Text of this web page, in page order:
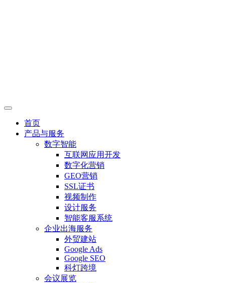
首页
产品与服务
数字智能
互联网应用开发
数字化营销
GEO营销
SSL证书
视频制作
设计服务
智能客服系统
企业出海服务
外贸建站
Google Ads
Google SEO
科灯跨境
会议展览